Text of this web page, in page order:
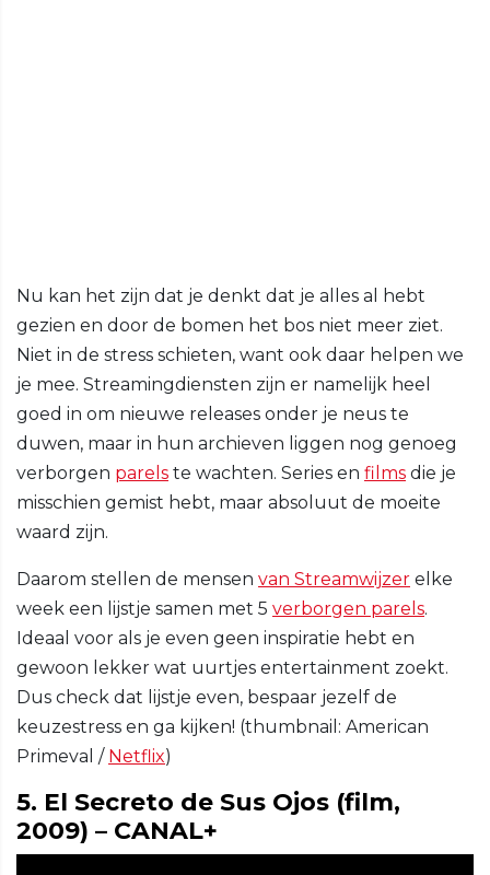
Nu kan het zijn dat je denkt dat je alles al hebt
gezien en door de bomen het bos niet meer ziet.
Niet in de stress schieten, want ook daar helpen we
je mee. Streamingdiensten zijn er namelijk heel
goed in om nieuwe releases onder je neus te
duwen, maar in hun archieven liggen nog genoeg
verborgen parels te wachten. Series en films die je
misschien gemist hebt, maar absoluut de moeite
waard zijn.
Daarom stellen de mensen van Streamwijzer elke
week een lijstje samen met 5 verborgen parels.
Ideaal voor als je even geen inspiratie hebt en
gewoon lekker wat uurtjes entertainment zoekt.
Dus check dat lijstje even, bespaar jezelf de
keuzestress en ga kijken! (thumbnail: American
Primeval / Netflix)
5. El Secreto de Sus Ojos (film,
2009) – CANAL+